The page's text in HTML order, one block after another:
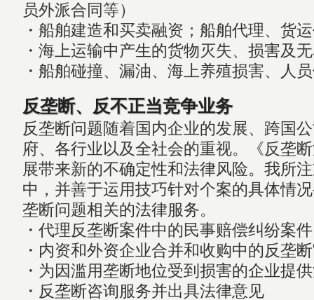
员外派合同等）
・船舶建造和买卖融资；船舶代理、货
・海上运输中产生的货物灭失、损害及
・船舶碰撞、漏油、海上养殖损害、人
反垄断、反不正当竞争业务
反垄断问题随着国内企业的发展、跨国
府、各行业以及全社会的重视。《反垄
展带来新的不确定性和法律风险。我所
中，并善于运用技巧针对个案的具体情
垄断问题相关的法律服务。
・代理反垄断案件中的民事赔偿纠纷案件
・内资和外资企业合并和收购中的反垄
・为因滥用垄断地位受到损害的企业提
・反垄断咨询服务并出具法律意见